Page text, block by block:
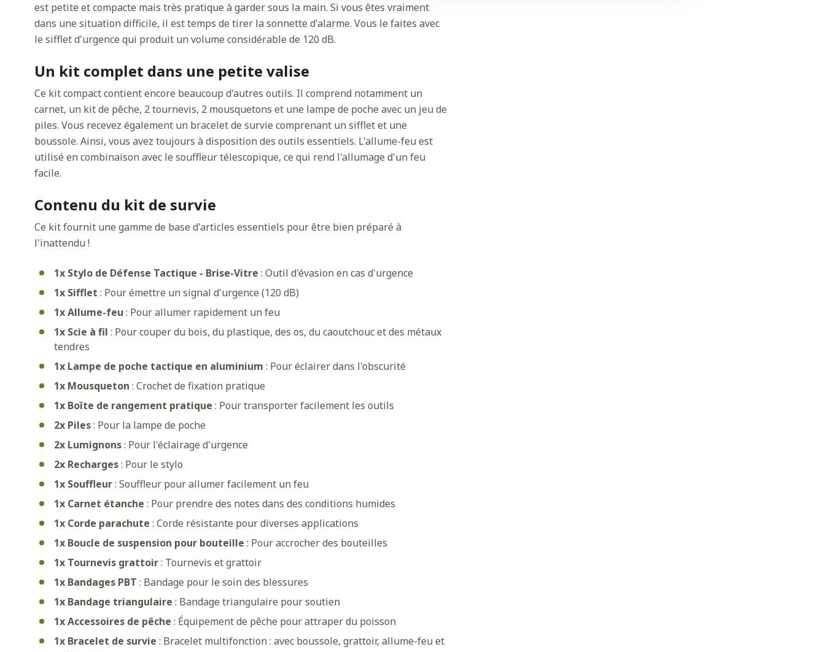
est petite et compacte mais très pratique à garder sous la main. Si vous êtes vraiment
dans une situation difficile, il est temps de tirer la sonnette d'alarme. Vous le faites avec
le sifflet d'urgence qui produit un volume considérable de 120 dB.
Un kit complet dans une petite valise
Ce kit compact contient encore beaucoup d'autres outils. Il comprend notamment un
carnet, un kit de pêche, 2 tournevis, 2 mousquetons et une lampe de poche avec un jeu de
piles. Vous recevez également un bracelet de survie comprenant un sifflet et une
boussole. Ainsi, vous avez toujours à disposition des outils essentiels. L'allume-feu est
utilisé en combinaison avec le souffleur télescopique, ce qui rend l'allumage d'un feu
facile.
Contenu du kit de survie
Ce kit fournit une gamme de base d'articles essentiels pour être bien préparé à
l'inattendu !
1x Stylo de Défense Tactique - Brise-Vitre : Outil d'évasion en cas d'urgence
1x Sifflet : Pour émettre un signal d'urgence (120 dB)
1x Allume-feu : Pour allumer rapidement un feu
1x Scie à fil : Pour couper du bois, du plastique, des os, du caoutchouc et des métaux
tendres
1x Lampe de poche tactique en aluminium : Pour éclairer dans l'obscurité
1x Mousqueton : Crochet de fixation pratique
1x Boîte de rangement pratique : Pour transporter facilement les outils
2x Piles: Pour la lampe de poche
2x Lumignons: Pour l'éclairage d'urgence
2x Recharges: Pour le stylo
1x Souffleur: Souffleur pour allumer facilement un feu
1x Carnet étanche : Pour prendre des notes dans des conditions humides
1x Corde parachute : Corde résistante pour diverses applications
1x Boucle de suspension pour bouteille : Pour accrocher des bouteilles
1x Tournevis grattoir: Tournevis et grattoir
1x Bandages PBT : Bandage pour le soin des blessures
1x Bandage triangulaire : Bandage triangulaire pour soutien
1x Accessoires de pêche : Équipement de pêche pour attraper du poisson
1x Bracelet de survie : Bracelet multifonction : avec boussole, grattoir, allume-feu et